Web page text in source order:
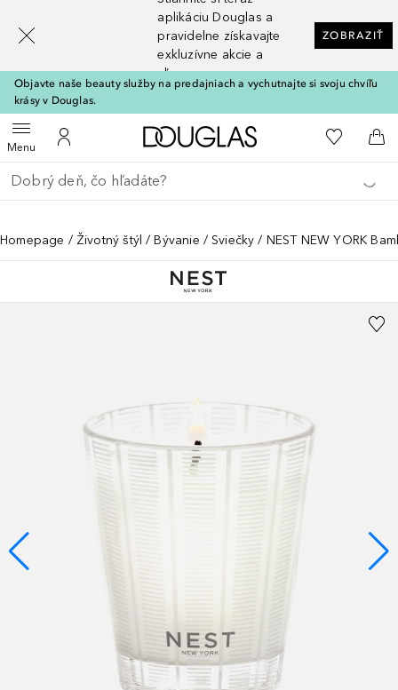
aplikáciu Douglas a
pravidelne získavajte
exkluzívne akcie a
zľavy
ZOBRAZIŤ
Objavte naše beauty služby na predajniach a vychutnajte si svoju chvíľu
krásy v Douglas.
MenuOtvoriť menuDo môjho účtu
Domov Do môjho
Do
Choď späť
Vykonajte vyhľadávanie
Homepage Životný štýl Bývanie Sviečky NEST NEW YORK
[navigation.slideout.screenreader]